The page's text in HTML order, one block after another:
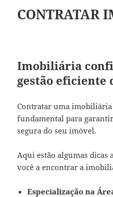
CONTRATAR
Imobiliária
gestão eficiente
Contratar uma imobiliária
fundamental para
segura do seu imóvel.
Aqui estão algumas
você a encontrar a
Especialização na